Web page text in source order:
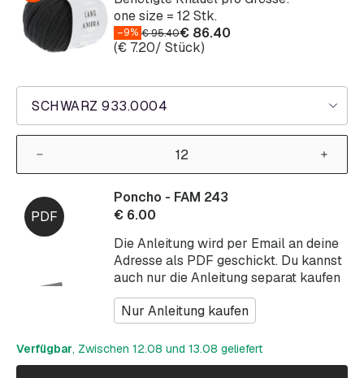
SCHWARZ 933.0004
one size = 12 Stk.
–9% €95.40€ 86.40
(€ 7.20/ Stück)
Die Anleitung wird per Email an deine
Adresse als PDF geschickt. Du kannst
auch nur die Anleitung separat kaufen
Nur Anleitung kaufen
Poncho - FAM 243
€ 6.00
Verfügbar, Zwischen 12.08 und 13.08 geliefert